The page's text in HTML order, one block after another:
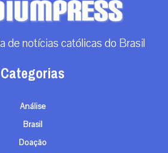
de notícias católicas do Brasil
Categorias
Análise
Brasil
Doação